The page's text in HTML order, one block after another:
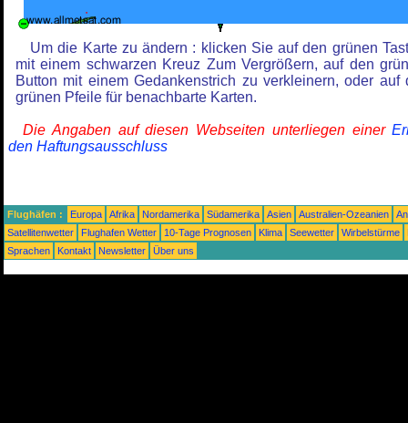
Um die Karte zu ändern : klicken Sie auf den grünen
mit einem schwarzen Kreuz Zum Vergrößern, auf den
Button mit einem Gedankenstrich zu verkleinern, oder auf
grünen Pfeile für benachbarte Karten.
Die Angaben auf diesen Webseiten unterliegen einer
den Haftungsausschluss
Flughäfen : Europa Afrika Nordamerika Südamerika Asien Australien-Ozeanien
Satellitenwetter
Flughafen Wetter 10-Tage Prognosen Klima Seewetter Wirbelstürme
Sprachen
Kontakt Newsletter Über uns